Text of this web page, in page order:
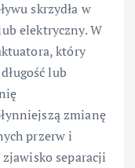
skrzydła w
elektryczny. W
który
lub
zmianę
przerw i
separacji